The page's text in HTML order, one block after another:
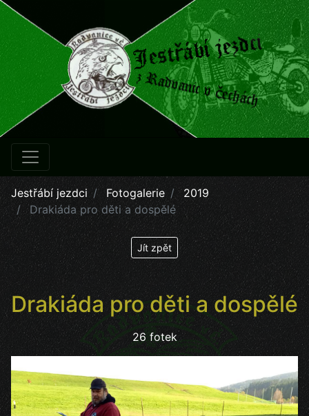
Jestřábí jezdci Fotogalerie
2019
Drakiáda pro děti a dospělé
Jít zpět
Drakiáda pro děti a dospělé
26 fotek